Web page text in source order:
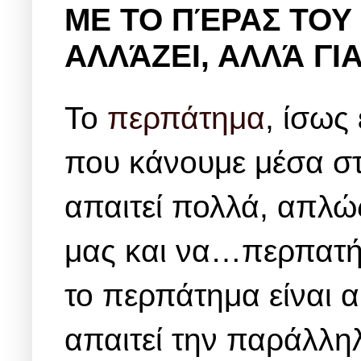
ΜΕ ΤΟ ΠΈΡΑΣ
ΑΛΛΆΖΕΙ, ΑΛΛΆ
Το περπάτημα, ίσως
που κάνουμε μέσα
απαιτεί πολλά,
μας και
το περπάτημα είναι
απαιτεί την